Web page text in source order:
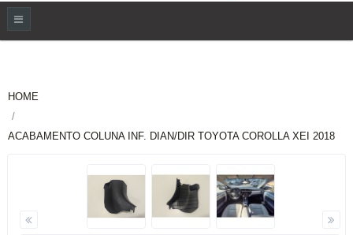
HOME
ACABAMENTO COLUNA INF. DIAN/DIR TOYOTA COROLLA XEI 2018